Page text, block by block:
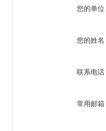
您的单位
您的姓名
联系电话
常用邮箱